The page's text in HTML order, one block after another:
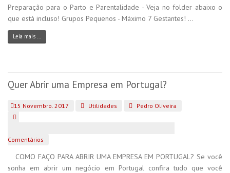
Preparação para o Parto e Parentalidade - Veja no folder abaixo o
que está incluso! Grupos Pequenos - Máximo 7 Gestantes! ...
Leia mais ...
Quer Abrir uma Empresa em Portugal?
15 Novembro. 2017 Utilidades Pedro Oliveira
Comentários
COMO FAÇO PARA ABRIR UMA EMPRESA EM PORTUGAL? Se você
sonha em abrir um negócio em Portugal confira tudo que você